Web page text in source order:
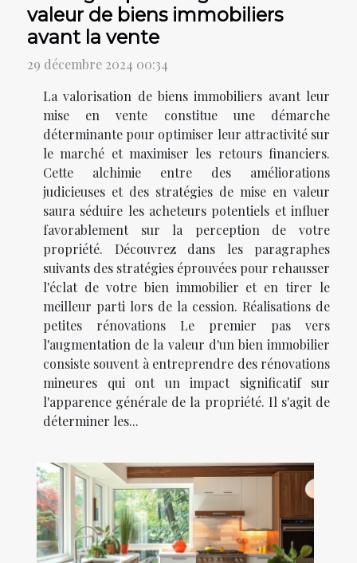
valeur de biens immobiliers
avant la vente
29 décembre 2024 00:34
La valorisation de biens immobiliers avant leur
mise en vente constitue une démarche
déterminante pour optimiser leur attractivité sur
le marché et maximiser les retours financiers.
Cette alchimie entre des améliorations
judicieuses et des stratégies de mise en valeur
saura séduire les acheteurs potentiels et influer
favorablement sur la perception de votre
propriété. Découvrez dans les paragraphes
suivants des stratégies éprouvées pour rehausser
l'éclat de votre bien immobilier et en tirer le
meilleur parti lors de la cession. Réalisations de
petites rénovations Le premier pas vers
l'augmentation de la valeur d'un bien immobilier
consiste souvent à entreprendre des rénovations
mineures qui ont un impact significatif sur
l'apparence générale de la propriété. Il s'agit de
déterminer les...